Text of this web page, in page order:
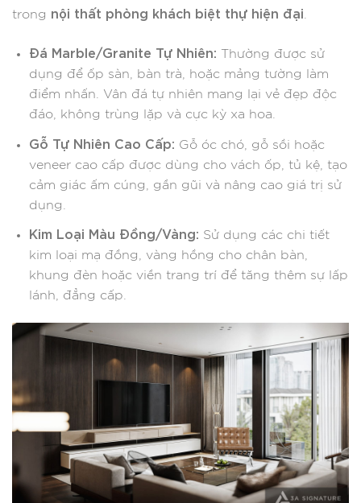
trong nội thất phòng khách biệt thự hiện đại.
Đá Marble/Granite Tự Nhiên: Thường được sử
dụng để ốp sàn, bàn trà, hoặc mảng tường làm
điểm nhấn. Vân đá tự nhiên mang lại vẻ đẹp độc
đáo, không trùng lặp và cực kỳ xa hoa.
Gỗ Tự Nhiên Cao Cấp: Gỗ óc chó, gỗ sồi hoặc
veneer cao cấp được dùng cho vách ốp, tủ kệ, tạo
cảm giác ấm cúng, gần gũi và nâng cao giá trị sử
dụng.
Kim Loại Màu Đồng/Vàng: Sử dụng các chi tiết
kim loại mạ đồng, vàng hồng cho chân bàn,
khung đèn hoặc viền trang trí để tăng thêm sự lấp
lánh, đẳng cấp.